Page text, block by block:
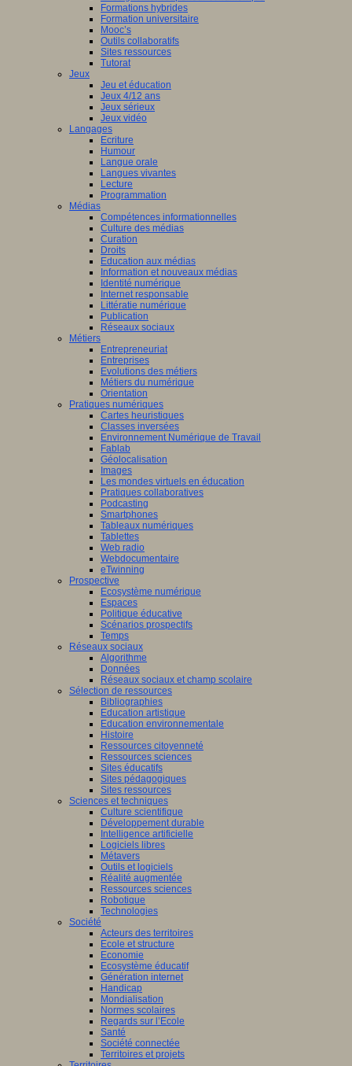
Formations hybrides
Formation universitaire
Mooc’s
Outils collaboratifs
Sites ressources
Tutorat
Jeux
Jeu et éducation
Jeux 4/12 ans
Jeux sérieux
Jeux vidéo
Langages
Ecriture
Humour
Langue orale
Langues vivantes
Lecture
Programmation
Médias
Compétences informationnelles
Culture des médias
Curation
Droits
Education aux médias
Information et nouveaux médias
Identité numérique
Internet responsable
Littératie numérique
Publication
Réseaux sociaux
Métiers
Entrepreneuriat
Entreprises
Evolutions des métiers
Métiers du numérique
Orientation
Pratiques numériques
Cartes heuristiques
Classes inversées
Environnement Numérique de Travail
Fablab
Géolocalisation
Images
Les mondes virtuels en éducation
Pratiques collaboratives
Podcasting
Smartphones
Tableaux numériques
Tablettes
Web radio
Webdocumentaire
eTwinning
Prospective
Ecosystème numérique
Espaces
Politique éducative
Scénarios prospectifs
Temps
Réseaux sociaux
Algorithme
Données
Réseaux sociaux et champ scolaire
Sélection de ressources
Bibliographies
Education artistique
Education environnementale
Histoire
Ressources citoyenneté
Ressources sciences
Sites éducatifs
Sites pédagogiques
Sites ressources
Sciences et techniques
Culture scientifique
Développement durable
Intelligence artificielle
Logiciels libres
Métavers
Outils et logiciels
Réalité augmentée
Ressources sciences
Robotique
Technologies
Société
Acteurs des territoires
Ecole et structure
Economie
Ecosystème éducatif
Génération internet
Handicap
Mondialisation
Normes scolaires
Regards sur l’Ecole
Santé
Société connectée
Territoires et projets